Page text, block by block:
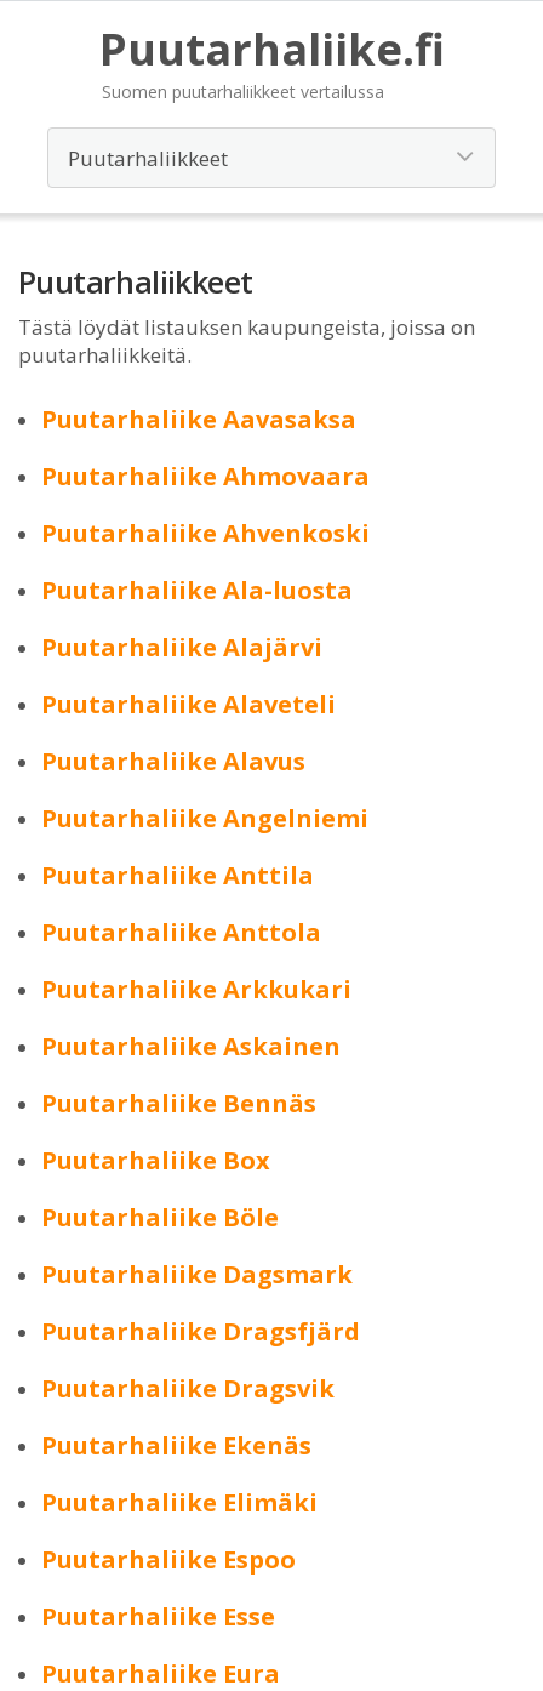
Puutarhaliike.fi
Suomen puutarhaliikkeet vertailussa
Puutarhaliikkeet
Tästä löydät listauksen kaupungeista, joissa on
puutarhaliikkeitä.
Puutarhaliike Aavasaksa
Puutarhaliike Ahmovaara
Puutarhaliike Ahvenkoski
Puutarhaliike Ala-luosta
Puutarhaliike Alajärvi
Puutarhaliike Alaveteli
Puutarhaliike Alavus
Puutarhaliike Angelniemi
Puutarhaliike Anttila
Puutarhaliike Anttola
Puutarhaliike Arkkukari
Puutarhaliike Askainen
Puutarhaliike Bennäs
Puutarhaliike Box
Puutarhaliike Böle
Puutarhaliike Dagsmark
Puutarhaliike Dragsfjärd
Puutarhaliike Dragsvik
Puutarhaliike Ekenäs
Puutarhaliike Elimäki
Puutarhaliike Espoo
Puutarhaliike Esse
Puutarhaliike Eura